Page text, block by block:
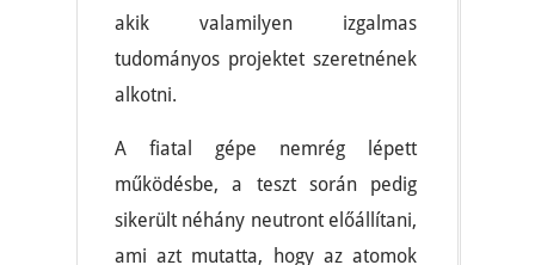
akik valamilyen izgalmas
tudományos projektet szeretnének
alkotni.
A fiatal gépe nemrég lépett
működésbe, a teszt során pedig
sikerült néhány neutront előállítani,
ami azt mutatta, hogy az atomok